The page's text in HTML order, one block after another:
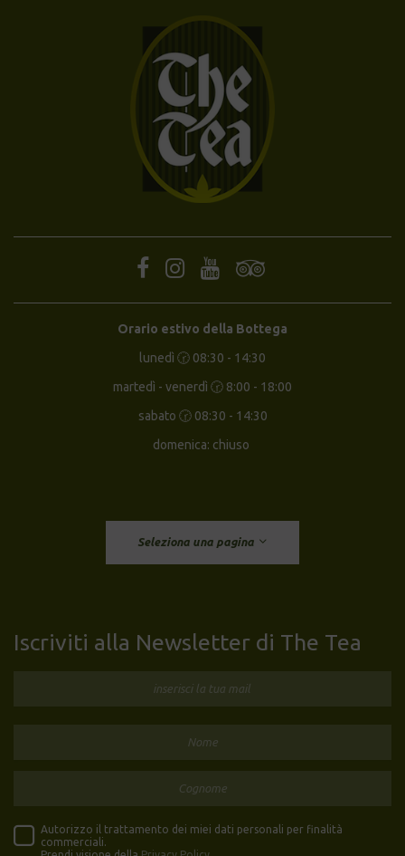
Orario estivo della Bottega
lunedì 🕝 08:30 - 14:30
martedì - venerdì 🕝 8:00 - 18:00
sabato 🕝 08:30 - 14:30
domenica: chiuso
Seleziona una pagina
Iscriviti alla Newsletter di The Tea
Autorizzo il trattamento dei miei dati personali per finalità
commerciali.